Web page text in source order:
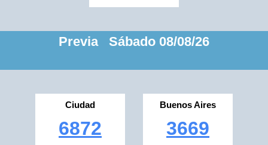
Previa Sábado 08/08/26
Ciudad
6872
Buenos Aires
3669